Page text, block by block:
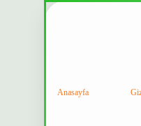
Anasayfa